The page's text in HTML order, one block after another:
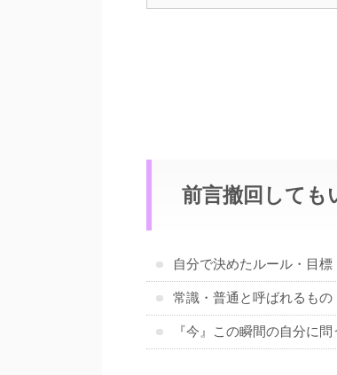
前言撤回しても
自分で決めたルール・目標
常識・普通と呼ばれるもの
『今』この瞬間の自分に問